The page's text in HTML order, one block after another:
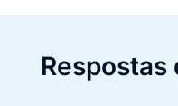
Respostas